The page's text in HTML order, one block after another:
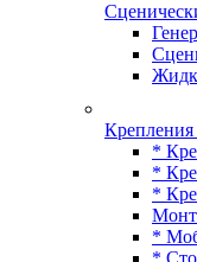
Крепления
*
*
*
*
*